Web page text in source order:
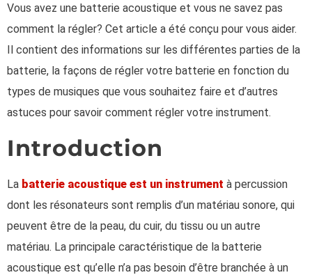
Vous avez une batterie acoustique et vous ne savez pas
comment la régler? Cet article a été conçu pour vous aider.
Il contient des informations sur les différentes parties de la
batterie, la façons de régler votre batterie en fonction du
types de musiques que vous souhaitez faire et d’autres
astuces pour savoir comment régler votre instrument.
Introduction
La batterie acoustique est un instrument à percussion
dont les résonateurs sont remplis d’un matériau sonore, qui
peuvent être de la peau, du cuir, du tissu ou un autre
matériau. La principale caractéristique de la batterie
acoustique est qu’elle n’a pas besoin d’être branchée à un